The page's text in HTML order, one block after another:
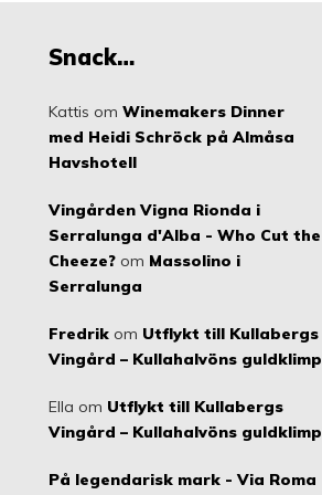
Snack…
Kattis om Winemakers Dinner
med Heidi Schröck på Almåsa
Havshotell
Vingården Vigna Rionda i
Serralunga d'Alba - Who Cut the
Cheeze? om Massolino i
Serralunga
Fredrik om Utflykt till Kullabergs
Vingård – Kullahalvöns guldklimp
Ella om Utflykt till Kullabergs
Vingård – Kullahalvöns guldklimp
På legendarisk mark - Via Roma